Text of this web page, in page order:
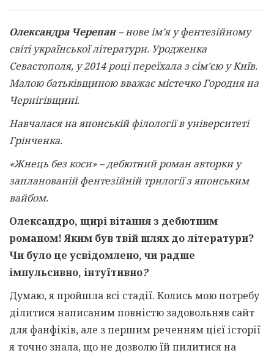
Олександра Черепан– нове ім’я у фентезійному
світі української літератури. Уродженка
Севастополя, у 2014 році переїхала з сім’єю у Київ.
Малою батьківщиною вважає містечко Городня на
Чернігівщині.
Навчалася на японській філології в університеті
Грінченка.
«Жнець без коси» – дебютний роман авторки у
запланованій фентезійній трилогії з японським
вайбом.
Олександро, щирі вітання з дебютним
романом! Яким був твій шлях до літератури?
Чи було це усвідомлено, чи радше
імпульсивно, інтуїтивно?
Думаю, я пройшла всі стадії. Колись мою потребу
ділитися написаним повністю задовольняв сайт
для фанфіків, але з першим реченням цієї історії
я точно знала, що не дозволю їй пилитися на